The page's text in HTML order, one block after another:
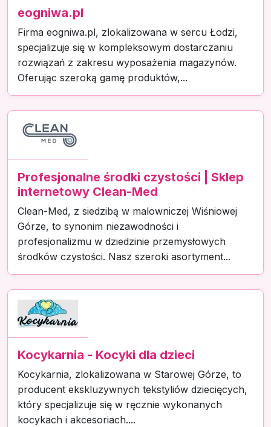
eogniwa.pl
Firma eogniwa.pl, zlokalizowana w sercu Łodzi,
specjalizuje się w kompleksowym dostarczaniu
rozwiązań z zakresu wyposażenia magazynów.
Oferując szeroką gamę produktów,...
Profesjonalne środki czystości | Sklep
internetowy Clean-Med
Clean-Med, z siedzibą w malowniczej Wiśniowej
Górze, to synonim niezawodności i
profesjonalizmu w dziedzinie przemysłowych
środków czystości. Nasz szeroki asortyment...
Kocykarnia - Kocyki dla dzieci
Kocykarnia, zlokalizowana w Starowej Górze, to
producent ekskluzywnych tekstyliów dziecięcych,
który specjalizuje się w ręcznie wykonanych
kocykach i akcesoriach....